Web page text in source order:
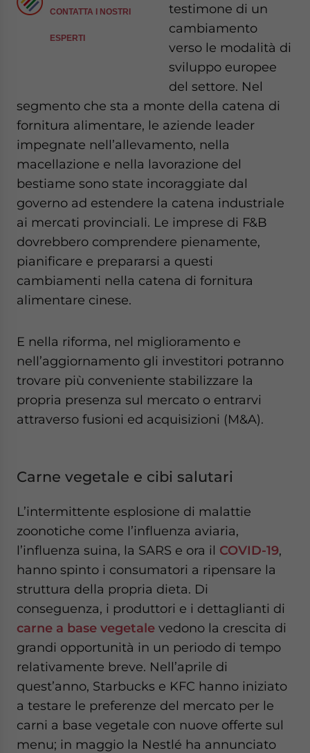
CONTATTA I NOSTRI
ESPERTI
testimone di un
cambiamento
verso le modalità di
sviluppo europee
del settore. Nel
segmento che sta a monte della catena di
fornitura alimentare, le aziende leader
impegnate nell’allevamento, nella
macellazione e nella lavorazione del
bestiame sono state incoraggiate dal
governo ad estendere la catena industriale
ai mercati provinciali. Le imprese di F&B
dovrebbero comprendere pienamente,
pianificare e prepararsi a questi
cambiamenti nella catena di fornitura
alimentare cinese.
E nella riforma, nel miglioramento e
nell’aggiornamento gli investitori potranno
trovare più conveniente stabilizzare la
propria presenza sul mercato o entrarvi
attraverso fusioni ed acquisizioni (M&A).
Carne vegetale e cibi salutari
L’intermittente esplosione di malattie
zoonotiche come l’influenza aviaria,
l’influenza suina, la SARS e ora il COVID-19,
hanno spinto i consumatori a ripensare la
struttura della propria dieta. Di
conseguenza, i produttori e i dettaglianti di
carne a base vegetale vedono la crescita di
grandi opportunità in un periodo di tempo
relativamente breve. Nell’aprile di
quest’anno, Starbucks e KFC hanno iniziato
a testare le preferenze del mercato per le
carni a base vegetale con nuove offerte sul
menu; in maggio la Nestlé ha annunciato